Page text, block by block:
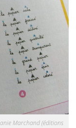
Marchand (éditions